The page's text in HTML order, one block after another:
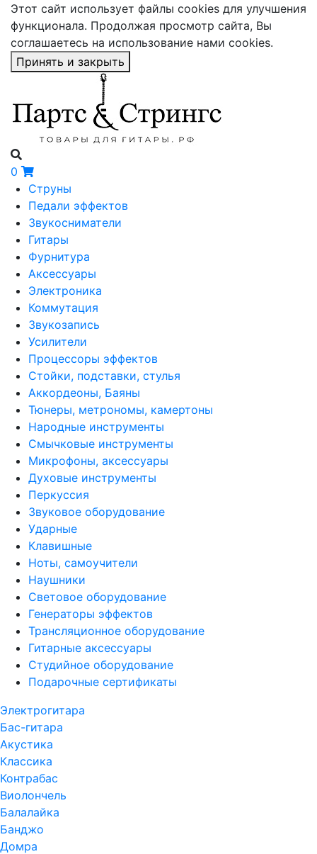
Этот сайт использует файлы cookies для улучшения
функционала. Продолжая просмотр сайта, Вы
соглашаетесь на использование нами cookies.
Принять и закрыть
0
Струны
Педали эффектов
Звукосниматели
Гитары
Фурнитура
Аксессуары
Электроника
Коммутация
Звукозапись
Усилители
Процессоры эффектов
Стойки, подставки, стулья
Аккордеоны, Баяны
Тюнеры, метрономы, камертоны
Народные инструменты
Смычковые инструменты
Микрофоны, аксессуары
Духовые инструменты
Перкуссия
Звуковое оборудование
Ударные
Клавишные
Ноты, самоучители
Наушники
Световое оборудование
Генераторы эффектов
Трансляционное оборудование
Гитарные аксессуары
Студийное оборудование
Подарочные сертификаты
Электрогитара
Бас-гитара
Акустика
Классика
Контрабас
Виолончель
Балалайка
Банджо
Домра